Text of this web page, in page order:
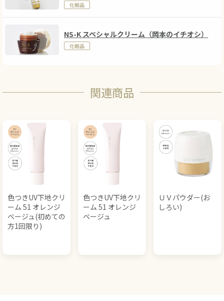
化粧品
NS-K スペシャルクリーム（岡本のイチオシ）
化粧品
関連商品
色つきUV下地クリ
ーム 51 オレンジ
ベージュ(初めての
方1回限り)
色つきUV下地クリ
ーム 51 オレンジ
ベージュ
ＵＶパウダー(お
しろい)